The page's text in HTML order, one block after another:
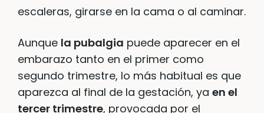
escaleras, girarse en la cama o al caminar.
Aunque la pubalgia puede aparecer en el
embarazo tanto en el primer como
segundo trimestre, lo más habitual es que
aparezca al final de la gestación, ya en el
tercer trimestre, provocada por el